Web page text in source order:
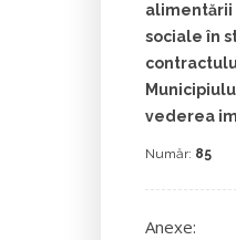
alimentării
sociale în
vederea
Număr: 85
Anexe: